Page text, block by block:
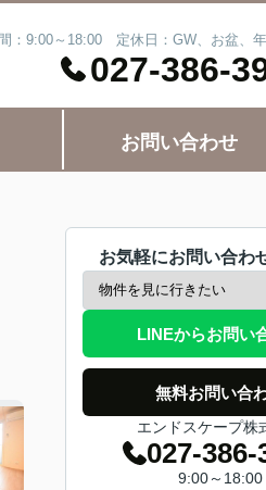
：9:00～18:00 定休日：GW、お盆、
027-386-
お問い合わせ
お気軽にお問い合わ
LINEからお問い
無料お問い合
エンドスケープ株
027-386-
9:00～18:00